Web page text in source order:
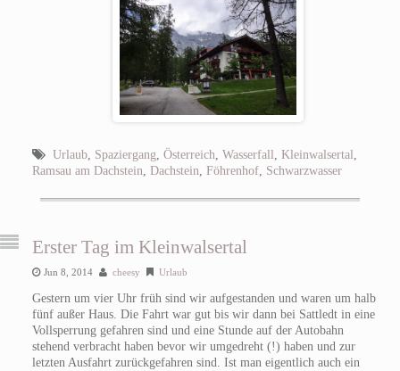
Urlaub, Spaziergang, Österreich, Wasserfall, Kleinwalsertal,
Ramsau am Dachstein, Dachstein, Föhrenhof, Schwarzwasser
Erster Tag im Kleinwalsertal
Jun 8, 2014 cheesy Urlaub
Gestern um vier Uhr früh sind wir aufgestanden und waren um halb
fünf außer Haus. Die Fahrt war gut bis wir dann bei Sattledt in eine
Vollsperrung gefahren sind und eine Stunde auf der Autobahn
stehend verbracht haben bevor wir umgedreht (!) haben und zur
letzten Ausfahrt zurückgefahren sind. Ist man eigentlich auch ein